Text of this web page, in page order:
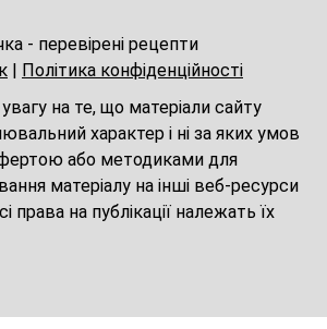
- перевірені рецепти
| Політика конфіденційності
на те, що матеріали сайту
характер і ні за яких умов
або методиками для
матеріалу на інші веб-ресурси
на публікації належать їх